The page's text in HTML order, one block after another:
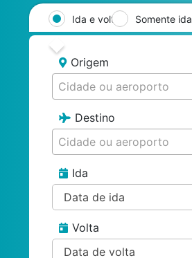
Ida e volta Somente ida
Origem
Cidade ou aeroporto
Destino
Cidade ou aeroporto
Ida
Volta